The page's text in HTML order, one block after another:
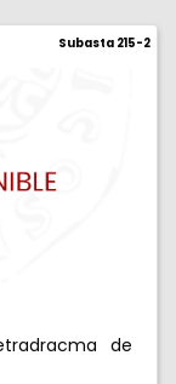
Subasta 215-2
de